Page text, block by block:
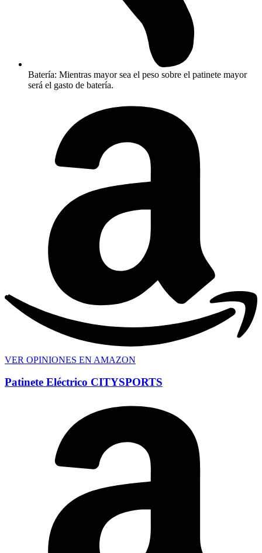
Batería: Mientras mayor sea el peso sobre el patinete mayor
será el gasto de batería.
VER OPINIONES EN AMAZON
Patinete Eléctrico CITYSPORTS